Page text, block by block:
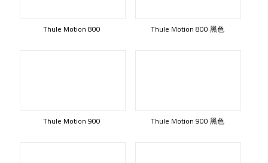
Thule Motion 800 Thule Motion 800 黑色
Thule Motion 900 Thule Motion 900 黑色